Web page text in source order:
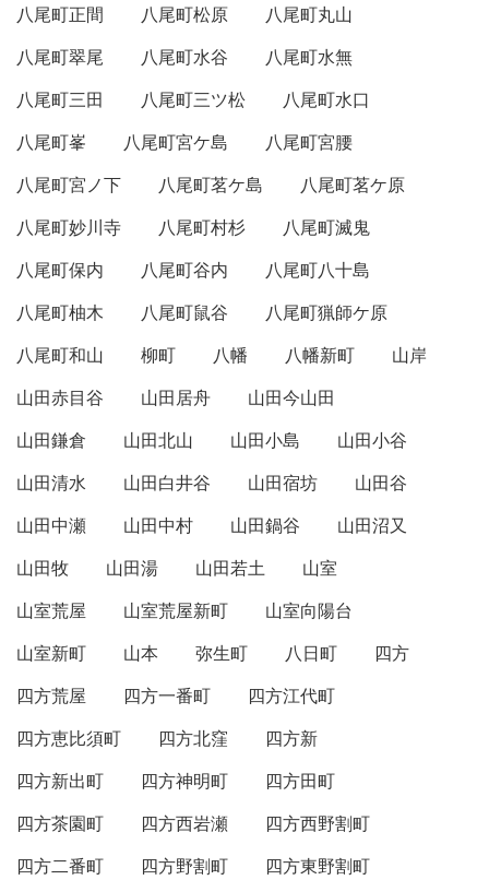
八尾町正間
八尾町松原
八尾町丸山
八尾町翠尾
八尾町水谷
八尾町水無
八尾町三田
八尾町三ツ松
八尾町水口
八尾町峯
八尾町宮ケ島
八尾町宮腰
八尾町宮ノ下
八尾町茗ケ島
八尾町茗ケ原
八尾町妙川寺
八尾町村杉
八尾町滅鬼
八尾町保内
八尾町谷内
八尾町八十島
八尾町柚木
八尾町鼠谷
八尾町猟師ケ原
八尾町和山
柳町 八幡 八幡新町
山岸
山田赤目谷
山田居舟
山田今山田
山田鎌倉
山田北山 山田小島
山田小谷
山田清水
山田白井谷 山田宿坊
山田谷
山田中瀬
山田中村 山田鍋谷
山田沼又
山田牧
山田湯 山田若土
山室
山室荒屋
山室荒屋新町
山室向陽台
山室新町
山本 弥生町 八日町
四方
四方荒屋
四方一番町
四方江代町
四方恵比須町
四方北窪
四方新
四方新出町
四方神明町
四方田町
四方茶園町
四方西岩瀬
四方西野割町
四方二番町
四方野割町
四方東野割町